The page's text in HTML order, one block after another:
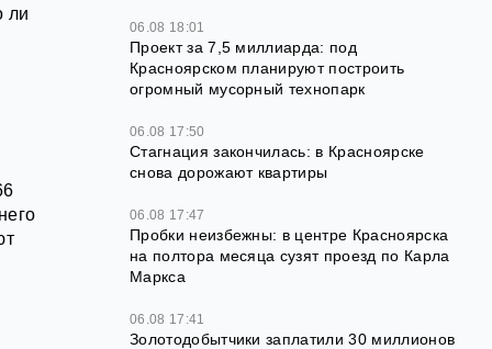
ли
06.08 18:01
Проект за 7,5 миллиарда: под
Красноярском планируют построить
огромный мусорный технопарк
06.08 17:50
Стагнация закончилась: в Красноярске
снова дорожают квартиры
06.08 17:47
Пробки неизбежны: в центре Красноярска
на полтора месяца сузят проезд по Карла
Маркса
06.08 17:41
Золотодобытчики заплатили 30 миллионов